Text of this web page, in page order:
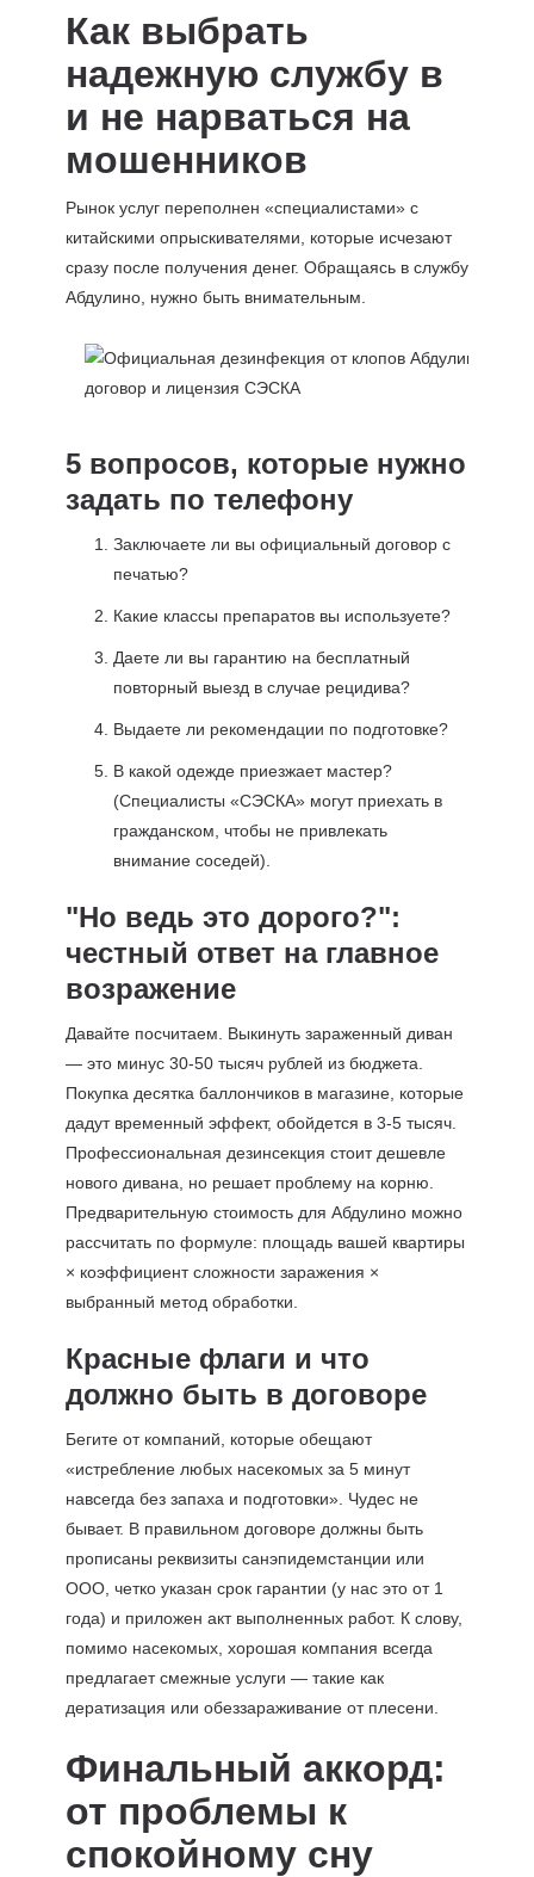
Как выбрать
надежную службу в
и не нарваться на
мошенников
Рынок услуг переполнен «специалистами» с
китайскими опрыскивателями, которые исчезают
сразу после получения денег. Обращаясь в службу
Абдулино, нужно быть внимательным.
5 вопросов, которые нужно
задать по телефону
Заключаете ли вы официальный договор с
печатью?
Какие классы препаратов вы используете?
Даете ли вы гарантию на бесплатный
повторный выезд в случае рецидива?
Выдаете ли рекомендации по подготовке?
В какой одежде приезжает мастер?
(Специалисты «СЭСКА» могут приехать в
гражданском, чтобы не привлекать
внимание соседей).
"Но ведь это дорого?":
честный ответ на главное
возражение
Давайте посчитаем. Выкинуть зараженный диван
— это минус 30-50 тысяч рублей из бюджета.
Покупка десятка баллончиков в магазине, которые
дадут временный эффект, обойдется в 3-5 тысяч.
Профессиональная дезинсекция стоит дешевле
нового дивана, но решает проблему на корню.
Предварительную стоимость для Абдулино можно
рассчитать по формуле: площадь вашей квартиры
× коэффициент сложности заражения ×
выбранный метод обработки.
Красные флаги и что
должно быть в договоре
Бегите от компаний, которые обещают
«истребление любых насекомых за 5 минут
навсегда без запаха и подготовки». Чудес не
бывает. В правильном договоре должны быть
прописаны реквизиты санэпидемстанции или
ООО, четко указан срок гарантии (у нас это от 1
года) и приложен акт выполненных работ. К слову,
помимо насекомых, хорошая компания всегда
предлагает смежные услуги — такие как
дератизация или обеззараживание от плесени.
Финальный аккорд:
от проблемы к
спокойному сну